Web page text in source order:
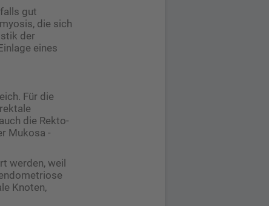
gut
die sich
der
eines
Für die
die Rekto-
Mukosa
werden, weil
Knoten,